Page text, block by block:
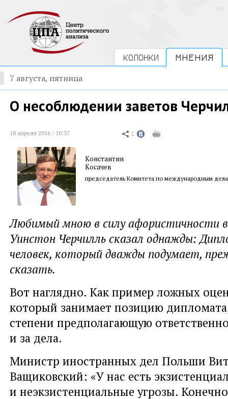
КОЛОНКИ МНЕНИЯ
7 августа, пятница
О несоблюдении заветов
18 апреля 2016 / 10:37
Константин
Косачев
председатель Комитета по международным
Любимый мною в силу афористичности
Уинстон Черчилль сказал однажды:
человек, который дважды подумает,
сказать.
Вот наглядно. Как пример ложных
который занимает позицию
степени предполагающую
и за дела.
Министр иностранных дел Польши
Ващиковский: «У нас есть
и неэкзистенциальные угрозы.